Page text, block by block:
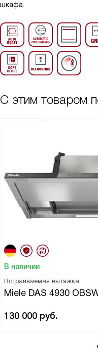
шкафа.
С этим товаром
В наличии
Встраиваемая вытяжка
Miele DAS 4930
130 000 руб.